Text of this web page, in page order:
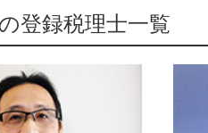
の登録税理士一覧